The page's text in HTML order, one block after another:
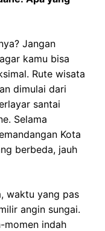
Jangan
kamu bisa
Rute wisata
dimulai dari
santai
Selama
Kota
berbeda, jauh
waktu yang pas
angin sungai.
momen indah